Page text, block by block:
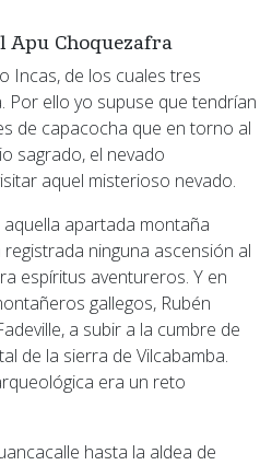
Apu Choquezafra
Por ello yo supuse que tendrían
de capacocha que en torno al
sagrado, el nevado
aquel misterioso nevado.
ninguna ascensión al
espíritus aventureros. Y en
gallegos, Rubén
a subir a la cumbre de
de la sierra de Vilcabamba.
era un reto